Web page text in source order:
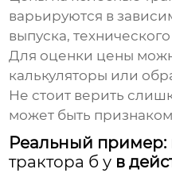
варьируются в
выпуска,
Для оценки цены
калькуляторы или
Не стоит верить
может быть
Реальный пример:
трактора б у в